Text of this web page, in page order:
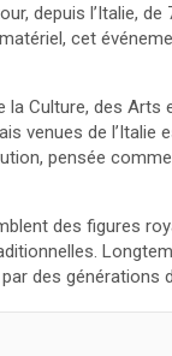
depuis l’Italie,
cet
Culture, des Arts
venues de l’Italie
pensée
des figures
des générations